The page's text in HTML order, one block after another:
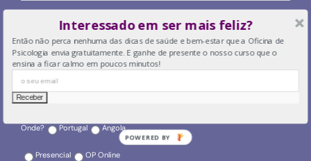
O seu telefone
Onde? Portugal Angola
Presencial OP Online
Interessado em ser mais feliz?
Então não perca nenhuma das dicas de saúde e bem-estar que a Oficina de
Psicologia envia gratuitamente. E ganhe de presente o nosso curso que o
ensina a ficar calmo em poucos minutos!
POWERED BY